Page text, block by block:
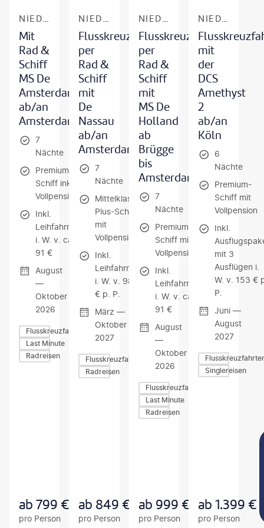
NIEDERLANDE - SÜDROUTE
Mit
Rad &
Schiff
MS De
Amsterdam
ab/an
Amsterdam
7
Nächte
Premium-
Schiff inkl.
Vollpension
Inkl.
Leihfahrrad
i. W. v. ca.
91 €
August
—
Oktober
2026
Flusskreuzfahrten
Last Minute
Radreisen
ab799 €
pro Person
B
O
T
NIEDERLANDE - HANSEROUTE
Flusskreuzfahrt
per
Rad &
Schiff
mit
De
Nassau
ab/an
Amsterdam
7
Nächte
Mittelklasse-
Plus-Schiff
mit
Vollpension
Inkl.
Leihfahrrad
i. W. v. 98
€ p. P.
März —
Oktober
2027
Flusskreuzfahrten
Radreisen
ab 849 €
pro Person
B
O
T
NIEDERLANDE & BELGIEN
Flusskreuzfahrt
per
Rad &
Schiff
mit
MS De
Holland
ab
Brügge
bis
Amsterdam
7
Nächte
Premium-
Schiff mit
Vollpension
Inkl.
Leihfahrrad
i. W. v. ca.
91 €
August
—
Oktober
2026
Flusskreuzfahrten
Last Minute
Radreisen
ab 999 €
pro Person
B
O
T
NIEDERLANDE - RHEIN & IJSSELMEER
mit
der
DCS
Amethyst
2
ab/an
Köln
6
Nächte
Premium-
Schiff mit
Vollpension
Inkl.
mit 3
Ausflügen i.
W. v. 153 €
P.
Juni —
August
2027
Singlereisen
ab1.399 €
pro Person